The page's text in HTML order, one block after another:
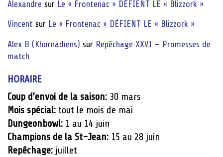
Alexandre sur Le « Frontenac » DÉFIENT LE « Blizzork »
Vincent sur Le « Frontenac » DÉFIENT LE « Blizzork »
Alex B (Khornadiens) sur Repêchage XXVI – Promesses de
match
HORAIRE
Coup d’envoi de la saison: 30 mars
Mois spécial: tout le mois de mai
Dungeonbowl: 1 au 14 juin
Champions de la St-Jean: 15 au 28 juin
Repêchage: juillet